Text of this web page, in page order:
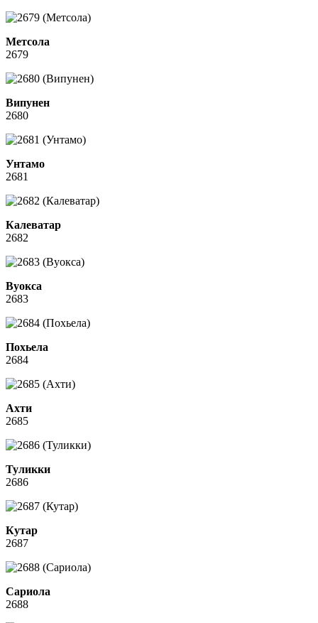
Метсола
2679
Випунен
2680
Унтамо
2681
Калеватар
2682
Вуокса
2683
Похьела
2684
Ахти
2685
Туликки
2686
Кутар
2687
Сариола
2688